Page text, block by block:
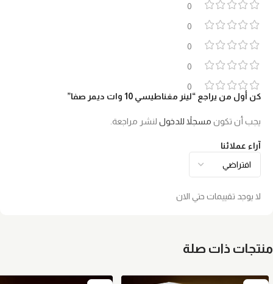
0
0
0
0
0
آراء عملائنا
لا يوجد تقييمات حتي الان
كن أول من يراجع “لينر مغناطيسي 10 وات ديمر صفا”
يجب أن تكون مسجلاً للدخول لنشر مراجعة.
منتجات ذات صلة